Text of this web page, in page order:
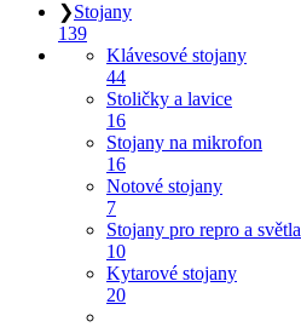
❯Stojany
139
Klávesové stojany
44
Stoličky a lavice
16
Stojany na mikrofon
16
Notové stojany
7
Stojany pro repro a světla
10
Kytarové stojany
20